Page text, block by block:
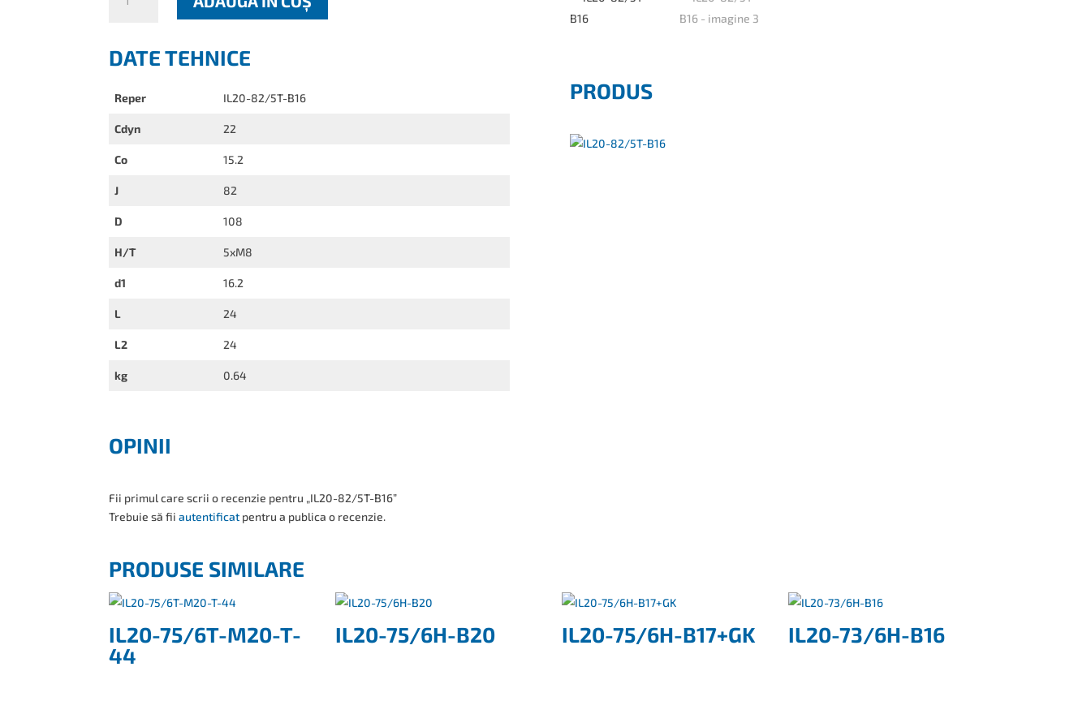
IL20-
DATE TEHNICE
Reper IL20-82/5T-B16
Cdyn 22
Co 15.2
J 82
D 108
H/T 5xM8
d1 16.2
L 24
L2 24
kg 0.64
PRODUS
OPINII
Fii primul care scrii o recenzie pentru „IL20-82/5T-B16”
Trebuie să fiiautentificat pentru a publica o recenzie.
PRODUSE SIMILARE
IL20-75/6T-M20-T-
44
IL20-75/6H-B20 IL20-75/6H-B17+GK IL20-73/6H-B16